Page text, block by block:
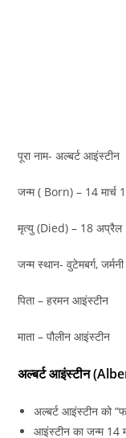
पूरा नाम- अल्बर्ट आइंस्टीन
जन्म ( Born) – 14 मार्च
मृत्यु (Died) – 18 अप्रैल
जन्म स्थान- वुटेमबर्ग, जर्मनी
पिता – हरमन आइंस्टीन
माता – पौलीन आइंस्टीन
अल्बर्ट आइंस्टीन
अल्बर्ट आइंस्टीन को
आइंस्टीन का जन्म 14